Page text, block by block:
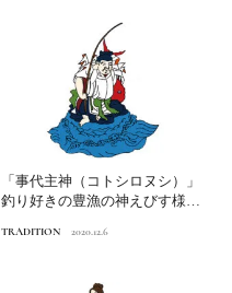
「事代主神（コトシロヌシ）」
釣り好きの豊漁の神えびす様と
TRADITION 2020.12.6